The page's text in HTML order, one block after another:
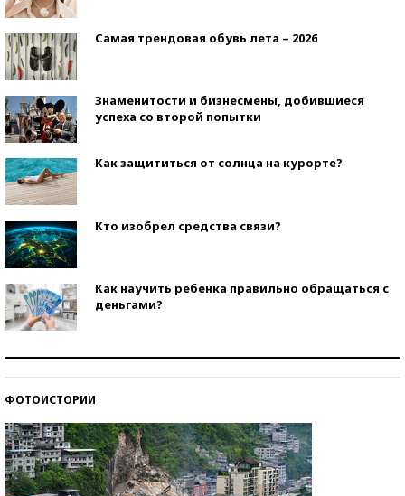
Самая трендовая обувь лета – 2026
Знаменитости и бизнесмены, добившиеся
успеха со второй попытки
Как защититься от солнца на курорте?
Кто изобрел средства связи?
Как научить ребенка правильно обращаться с
деньгами?
ФОТОИСТОРИИ